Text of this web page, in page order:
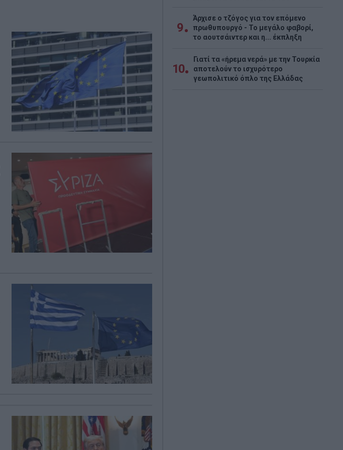
9
Άρχισε ο τζόγος για τον επόμενο
πρωθυπουργό - Το μεγάλο φαβορί,
το αουτσάιντερ και η... έκπληξη
10
Γιατί τα «ήρεμα νερά» με την Τουρκία
αποτελούν το ισχυρότερο
γεωπολιτικό όπλο της Ελλάδας